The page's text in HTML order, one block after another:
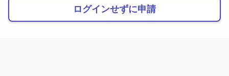
ログインせずに申請